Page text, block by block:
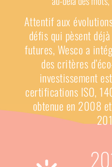
Attentif aux
défis qui pèsent
futures, Wesco a
des critères
investissement
certifications ISO,
obtenue en 2008